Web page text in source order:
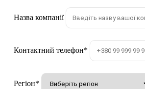
Назва компанії
Контактний телефон*
Регіон*